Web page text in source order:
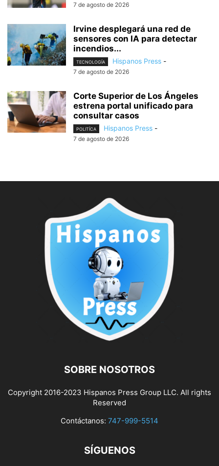
7 de agosto de 2026
Irvine desplegará una red de
sensores con IA para detectar
incendios...
TECNOLOGÍA Hispanos Press -
7 de agosto de 2026
Corte Superior de Los Ángeles
estrena portal unificado para
consultar casos
POLITÍCA Hispanos Press -
7 de agosto de 2026
SOBRE NOSOTROS
Copyright 2016-2023 Hispanos Press Group LLC. All rights
Reserved
Contáctanos: 747-999-5514
SÍGUENOS